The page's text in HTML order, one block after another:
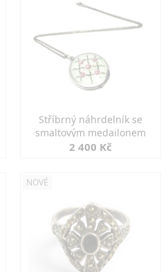
Stříbrný náhrdelník se
smaltovým medailonem
2 400 Kč
NOVÉ